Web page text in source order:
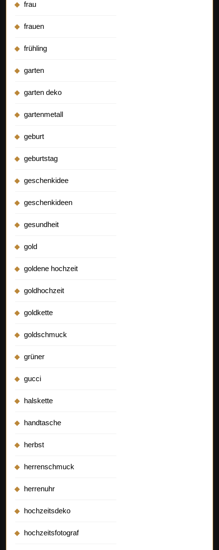
frau
frauen
frühling
garten
garten deko
gartenmetall
geburt
geburtstag
geschenkidee
geschenkideen
gesundheit
gold
goldene hochzeit
goldhochzeit
goldkette
goldschmuck
grüner
gucci
halskette
handtasche
herbst
herrenschmuck
herrenuhr
hochzeitsdeko
hochzeitsfotograf